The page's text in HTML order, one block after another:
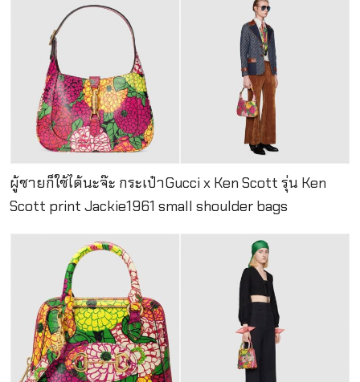
ผู้ชายก็ใช้ได้นะจ๊ะ กระเป๋าGucci x Ken Scott รุ่น Ken
Scott print Jackie1961 small shoulder bags